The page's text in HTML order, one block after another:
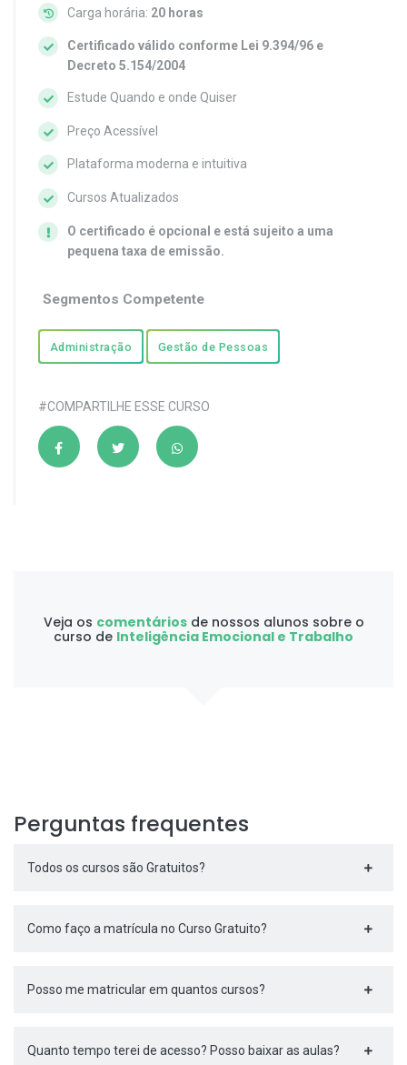
Carga horária: 20 horas
Certificado válido conforme Lei 9.394/96 e
Decreto 5.154/2004
Estude Quando e onde Quiser
Preço Acessível
Plataforma moderna e intuitiva
Cursos Atualizados
O certificado é opcional e está sujeito a uma
pequena taxa de emissão.
Segmentos Competente
Administração Gestão de Pessoas
#COMPARTILHE ESSE CURSO
Veja os comentáriosde nossos alunos sobre o
curso de Inteligência Emocional e Trabalho
Perguntas frequentes
Todos os cursos são Gratuitos?
Como faço a matrícula no Curso Gratuito?
Posso me matricular em quantos cursos?
Quanto tempo terei de acesso? Posso baixar as aulas?